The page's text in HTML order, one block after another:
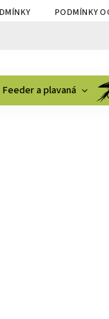
PODMÍNKY
Feeder a plavaná